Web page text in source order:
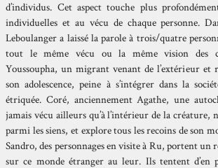
d’individus. Cet aspect touche plus
individuelles et au vécu de chaque personne.
Leboulanger a laissé la parole à trois/quatre
tout le même vécu ou la même vision des
Youssoupha, un migrant venant de l’extérieur et
son adolescence, peine à s’intégrer dans la
étriquée. Coré, anciennement Agathe, une
jamais vécu ailleurs qu’à l’intérieur de la créature,
parmi les siens, et explore tous les recoins de son
Sandro, des personnages en visite à Ru, portent un
sur ce monde étranger au leur. Ils tentent d’en